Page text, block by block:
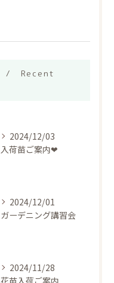
Recent
2024/12/03
入荷苗ご案内❤︎
2024/12/01
ガーデニング講習会
2024/11/28
花苗入荷ご案内